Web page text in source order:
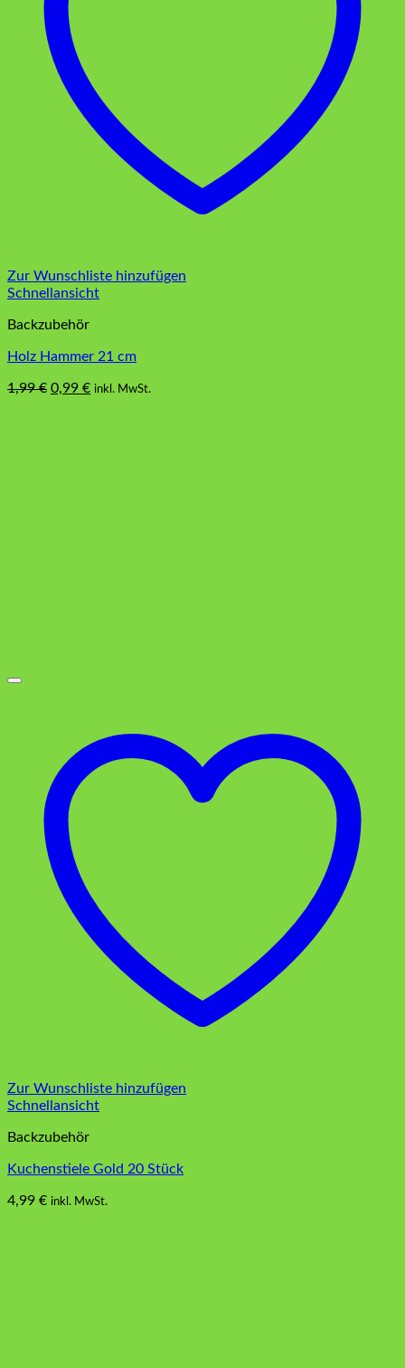
Zur Wunschliste hinzufügen
Schnellansicht
Backzubehör
Holz Hammer 21 cm
1,99€ Ursprünglicher
0,99 €Aktueller
inkl. MwSt.
Zur Wunschliste hinzufügen
Schnellansicht
Backzubehör
Kuchenstiele Gold 20 Stück
4,99 € inkl. MwSt.